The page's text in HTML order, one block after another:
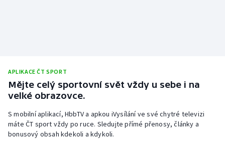
APLIKACE ČT SPORT
Mějte celý sportovní svět vždy u sebe i na
velké obrazovce.
S mobilní aplikací, HbbTV a apkou iVysílání ve své chytré televizi
máte ČT sport vždy po ruce. Sledujte přímé přenosy, články a
bonusový obsah kdekoli a kdykoli.